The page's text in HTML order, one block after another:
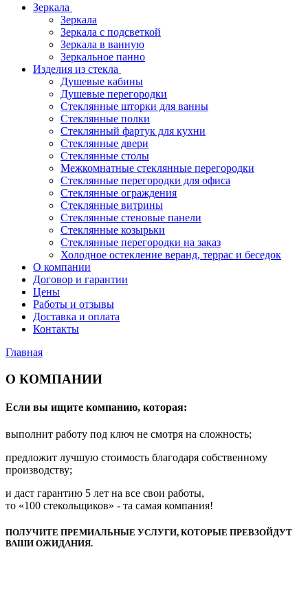
Зеркала
Зеркала
Зеркала с подсветкой
Зеркала в ванную
Зеркальное панно
Изделия из стекла
Душевые кабины
Душевые перегородки
Стеклянные шторки для ванны
Стеклянные полки
Стеклянный фартук для кухни
Стеклянные двери
Стеклянные столы
Межкомнатные стеклянные перегородки
Стеклянные перегородки для офиса
Стеклянные ограждения
Стеклянные витрины
Стеклянные стеновые панели
Стеклянные козырьки
Стеклянные перегородки на заказ
Холодное остекление веранд, террас и беседок
О компании
Договор и гарантии
Цены
Работы и отзывы
Доставка и оплата
Контакты
Главная
О КОМПАНИИ
Если вы ищите компанию, которая:
выполнит работу под ключ не смотря на сложность;
предложит лучшую стоимость благодаря собственному
производству;
и даст гарантию 5 лет на все свои работы,
то «100 стекольщиков» - та самая компания!
ПОЛУЧИТЕ ПРЕМИАЛЬНЫЕ УСЛУГИ, КОТОРЫЕ ПРЕВЗОЙДУТ
ВАШИ ОЖИДАНИЯ.